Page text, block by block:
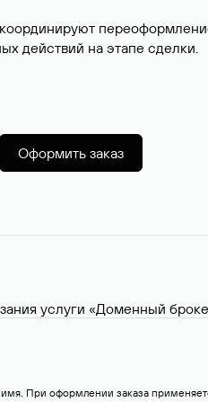
действий на этапе сделки.
Оформить заказ
услуги «Доменный
При оформлении заказа